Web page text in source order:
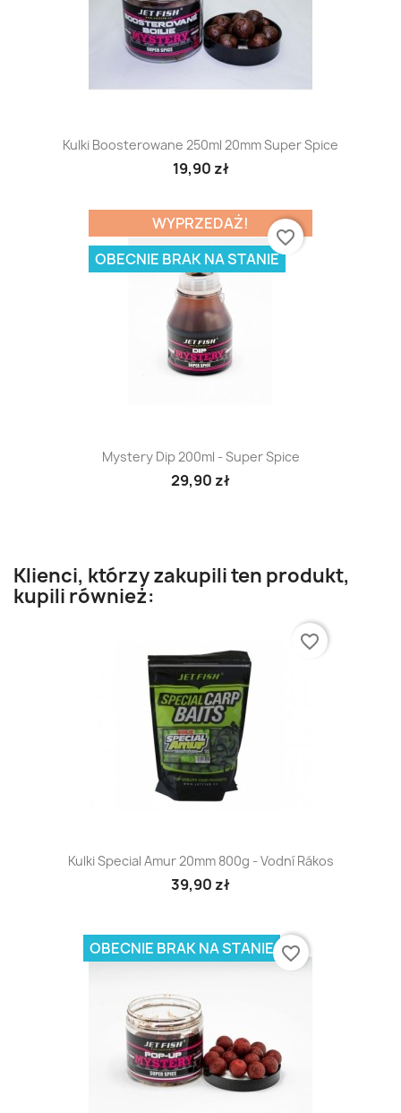
Kulki Boosterowane 250ml 20mm Super Spice
19,90 zł
Mystery Dip 200ml - Super Spice
29,90 zł
WYPRZEDAŻ!
OBECNIE BRAK NA STANIE
favorite_border
Klienci, którzy zakupili ten produkt,
kupili również:
Kulki Special Amur 20mm 800g - Vodní Rákos
39,90 zł
favorite_border
OBECNIE BRAK NA STANIE favorite_border